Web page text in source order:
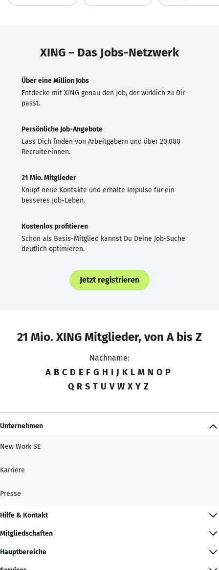
XING – Das Jobs-Netzwerk
Über eine Million Jobs
Entdecke mit XING genau den Job, der wirklich zu Dir
passt.
Persönliche Job-Angebote
Lass Dich finden von Arbeitgebern und über 20.000
Recruiter·innen.
21 Mio. Mitglieder
Knüpf neue Kontakte und erhalte Impulse für ein
besseres Job-Leben.
Kostenlos profitieren
Schon als Basis-Mitglied kannst Du Deine Job-Suche
deutlich optimieren.
Jetzt registrieren
21 Mio. XING Mitglieder, von A bis Z
Nachname:
A B C D E F G H I J K L M N O P
Q R S T U V W X Y Z
Unternehmen
New Work SE
Karriere
Presse
Hilfe & Kontakt
Mitgliedschaften
Hauptbereiche